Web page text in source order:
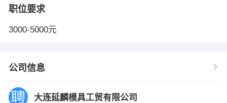
职位要求
3000-5000元
公司信息
大连延麟模具工贸有限公司